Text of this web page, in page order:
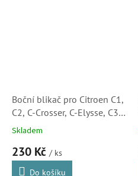
Boční blikač pro Citroen C1,
C2, C-Crosser, C-Elysse, C3,
C5, Xsara, Xsara Picasso
Skladem
230 Kč / ks
Do košíku